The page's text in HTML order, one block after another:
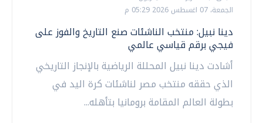
الجمعة، 07 اغسطس 2026 05:29 م
دينا نبيل: منتخب الناشئات صنع التاريخ والفوز على
فيجي برقم قياسي عالمي
أشادت دينا نبيل المحللة الرياضية بالإنجاز التاريخي
الذي حققه منتخب مصر لناشئات كرة اليد في
بطولة العالم المقامة برومانيا بتأهله...